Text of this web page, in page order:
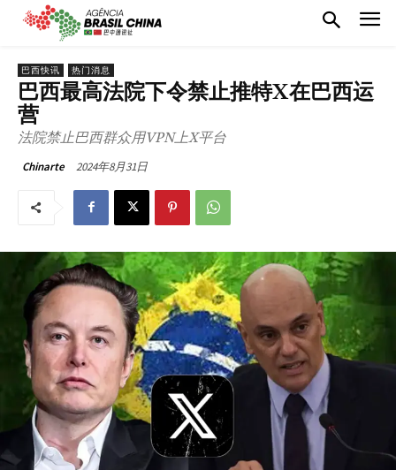
巴西快讯 热门消息
巴西最高法院下令禁止推特X在巴西运
营
法院禁止巴西群众用VPN上X平台
Chinarte 2024年8月31日